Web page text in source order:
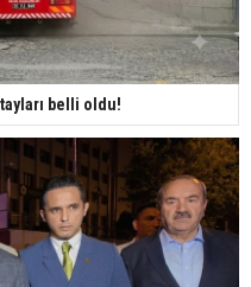
belli oldu!